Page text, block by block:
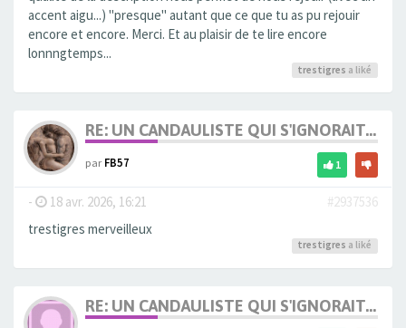
accent aigu...) "presque" autant que ce que tu as pu rejouir
encore et encore. Merci. Et au plaisir de te lire encore
lonnngtemps...
trestigres a liké
RE: UN CANDAULISTE QUI S'IGNORAIT...
parFB57 1
- 18 avr. 2026, 16:21
#2937536
trestigres merveilleux
trestigres a liké
RE: UN CANDAULISTE QUI S'IGNORAIT...